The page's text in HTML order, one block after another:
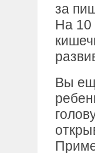
за
На 10
Вы